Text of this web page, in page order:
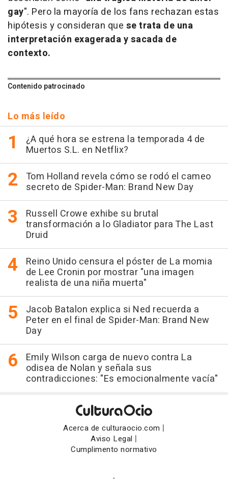
gay". Pero la mayoría de los fans rechazan estas
hipótesis y consideran que se trata de una
interpretación exagerada y sacada de
contexto.
Contenido patrocinado
Lo más leído
¿A qué hora se estrena la temporada 4 de
Muertos S.L. en Netflix?
Tom Holland revela cómo se rodó el cameo
secreto de Spider-Man: Brand New Day
Russell Crowe exhibe su brutal
transformación a lo Gladiator para The Last
Druid
Reino Unido censura el póster de La momia
de Lee Cronin por mostrar "una imagen
realista de una niña muerta"
Jacob Batalon explica si Ned recuerda a
Peter en el final de Spider-Man: Brand New
Day
Emily Wilson carga de nuevo contra La
odisea de Nolan y señala sus
contradicciones: "Es emocionalmente vacía"
Acerca de culturaocio.com |
Aviso Legal |
Cumplimento normativo